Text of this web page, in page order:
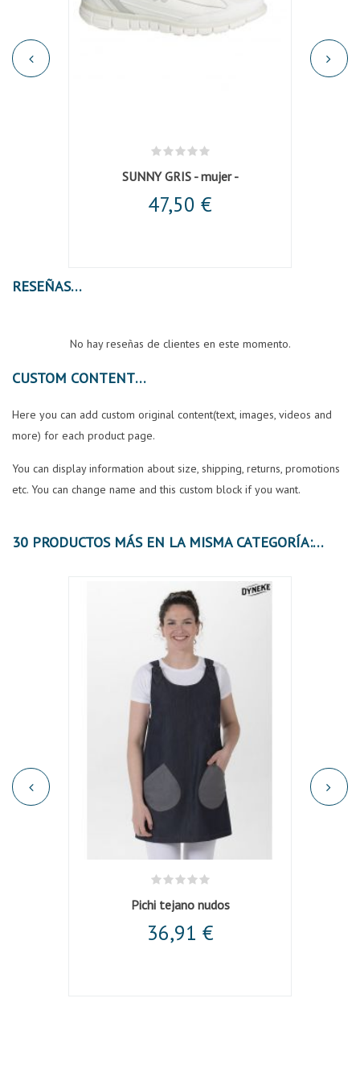
SUNNY GRIS - mujer -
47,50 €
RESEÑAS
No hay reseñas de clientes en este momento.
CUSTOM CONTENT
Here you can add custom original content(text, images, videos and
more) for each product page.
You can display information about size, shipping, returns, promotions
etc. You can change name and this custom block if you want.
30 PRODUCTOS MÁS EN LA MISMA CATEGORÍA:
Pichi tejano nudos
36,91 €